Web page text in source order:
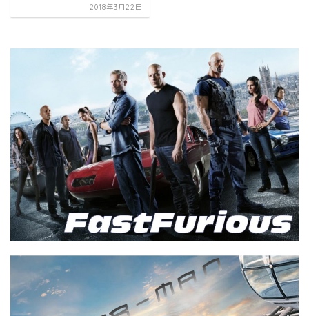
2018年3月22日